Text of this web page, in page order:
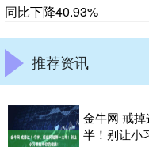
同比下降40.93%
推荐资讯
金牛网 戒
半！别让小